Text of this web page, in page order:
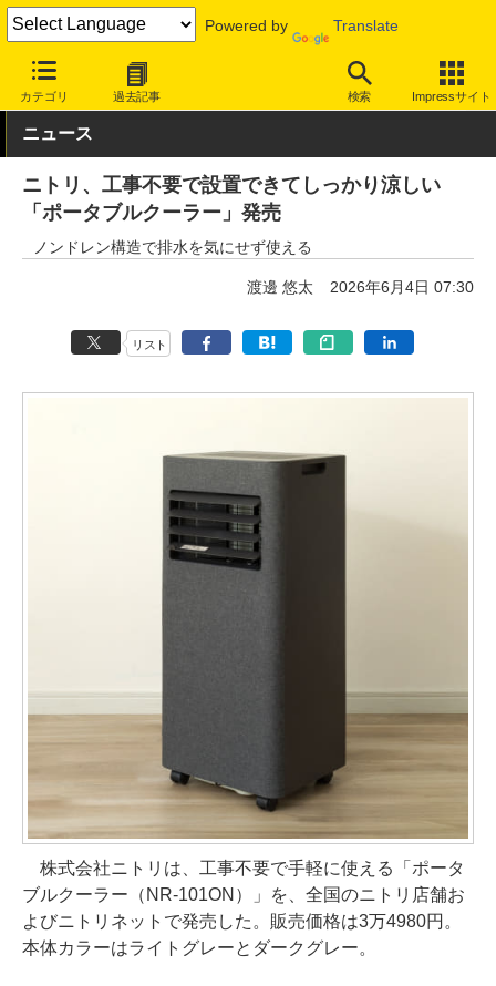
Powered by Translate
カテゴリ 過去記事 検索 Impressサイト
INTERNET Watch トピック ワークスペース
ニュース
ニトリ、工事不要で設置できてしっかり涼しい
「ポータブルクーラー」発売
ノンドレン構造で排水を気にせず使える
渡邊 悠太 2026年6月4日 07:30
リスト
株式会社ニトリは、工事不要で手軽に使える「ポータ
ブルクーラー（NR-101ON）」を、全国のニトリ店舗お
よびニトリネットで発売した。販売価格は3万4980円。
本体カラーはライトグレーとダークグレー。